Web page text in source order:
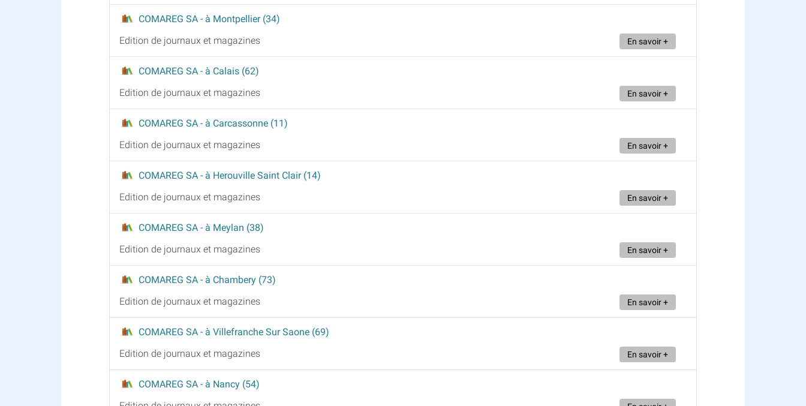
COMAREG SA - à Montpellier (34)
Edition de journaux et magazines
En savoir +
COMAREG SA - à Calais (62)
Edition de journaux et magazines
En savoir +
COMAREG SA - à Carcassonne (11)
Edition de journaux et magazines
En savoir +
COMAREG SA - à Herouville Saint Clair (14)
Edition de journaux et magazines
En savoir +
COMAREG SA - à Meylan (38)
Edition de journaux et magazines
En savoir +
COMAREG SA - à Chambery (73)
Edition de journaux et magazines
En savoir +
COMAREG SA - à Villefranche Sur Saone (69)
Edition de journaux et magazines
En savoir +
COMAREG SA - à Nancy (54)